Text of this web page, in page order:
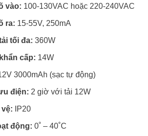
vào: 100-130VAC hoặc 220-240VAC
ra: 15-55V, 250mA
tối đa: 360W
cấp: 14W
3000mAh (sạc tự động)
điện: 2 giờ với tải 12W
IP20
động: 0˚ – 40˚C